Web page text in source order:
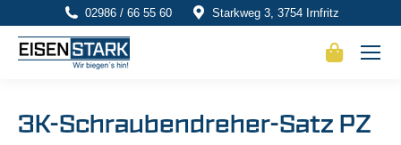
02986 / 66 55 60 Starkweg 3, 3754 Irnfritz
3K-Schraubendreher-Satz PZ